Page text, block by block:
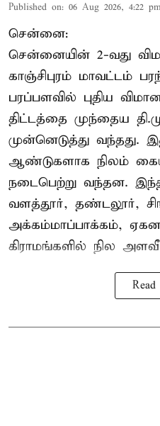
Published on: 06 Aug 2026, 4:22
சென்னை:
சென்னையின் 2-வது
காஞ்சிபுரம் மாவட்டம்
பரப்பளவில் புதிய
திட்டத்தை முந்தைய
முன்னெடுத்து வந்தது.
ஆண்டுகளாக நிலம்
நடைபெற்று வந்தன. இந்த
வளத்தூர், தண்டலூர்,
அக்கம்மாப்பாக்கம்,
கிராமங்களில் நில